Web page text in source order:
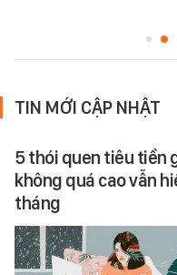
TIN MỚI CẬP NHẬT
5 thói quen tiêu tiền
không quá cao vẫn
tháng